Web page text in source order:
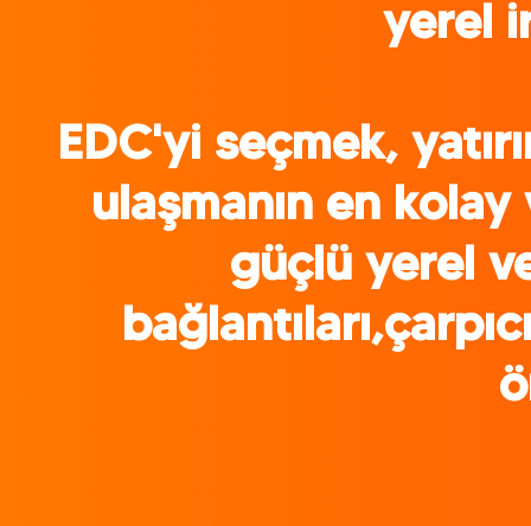
yerel
EDC'yi seçmek,
ulaşmanın en kolay
güçlü yerel